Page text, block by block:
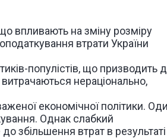
впливають на зміну розміру
втрати України
популістів, що призводить
нераціонально,
економічної політики.
Однак слабкий
збільшення втрат в результаті